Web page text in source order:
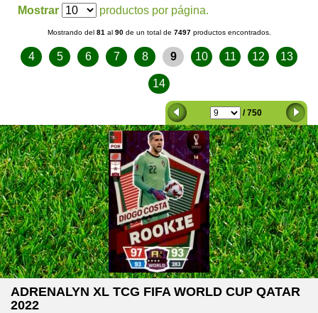
Mostrar
productos por página.
Mostrando del 81 al 90de un total de 7497productos encontrados.
4 5 6 7 8 9 10 11 12 13
14
/ 750
ADRENALYN XL TCG FIFA WORLD CUP QATAR
2022